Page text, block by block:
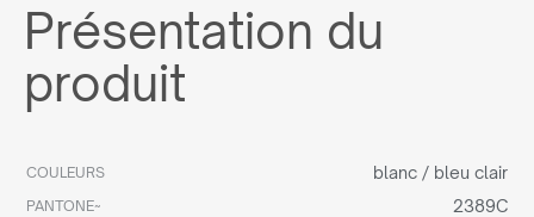
Présentation du
produit
COULEURS blanc / bleu clair
PANTONE~ 2389C